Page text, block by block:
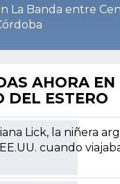
La Banda entre
AHORA EN
DEL ESTERO
Lick, la niñera
cuando